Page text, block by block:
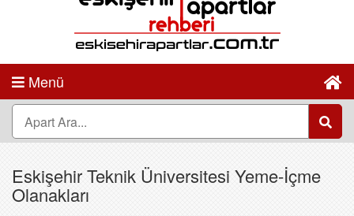
Menü
Eskişehir Teknik Üniversitesi Yeme-İçme
Olanakları